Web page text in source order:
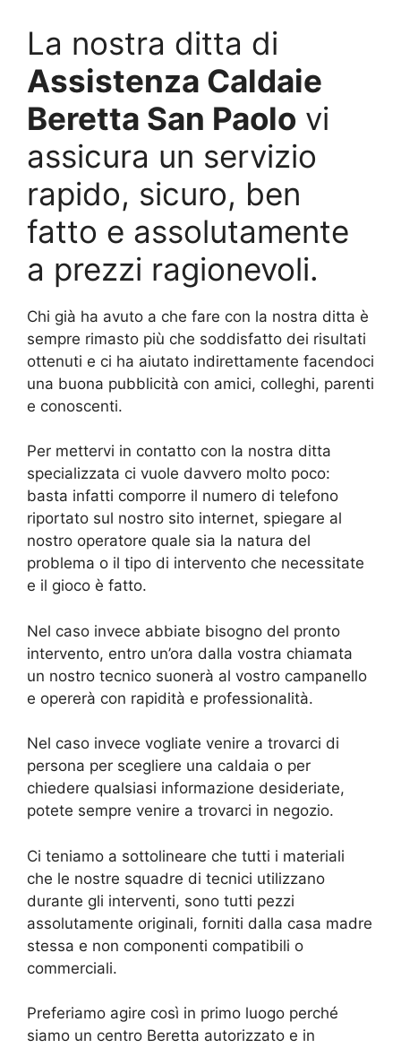
La nostra ditta di
Assistenza Caldaie
Beretta San Paolo vi
assicura un servizio
rapido, sicuro, ben
fatto e assolutamente
a prezzi ragionevoli.
Chi già ha avuto a che fare con la nostra ditta è
sempre rimasto più che soddisfatto dei risultati
ottenuti e ci ha aiutato indirettamente facendoci
una buona pubblicità con amici, colleghi, parenti
e conoscenti.
Per mettervi in contatto con la nostra ditta
specializzata ci vuole davvero molto poco:
basta infatti comporre il numero di telefono
riportato sul nostro sito internet, spiegare al
nostro operatore quale sia la natura del
problema o il tipo di intervento che necessitate
e il gioco è fatto.
Nel caso invece abbiate bisogno del pronto
intervento, entro un’ora dalla vostra chiamata
un nostro tecnico suonerà al vostro campanello
e opererà con rapidità e professionalità.
Nel caso invece vogliate venire a trovarci di
persona per scegliere una caldaia o per
chiedere qualsiasi informazione desideriate,
potete sempre venire a trovarci in negozio.
Ci teniamo a sottolineare che tutti i materiali
che le nostre squadre di tecnici utilizzano
durante gli interventi, sono tutti pezzi
assolutamente originali, forniti dalla casa madre
stessa e non componenti compatibili o
commerciali.
Preferiamo agire così in primo luogo perché
siamo un centro Beretta autorizzato e in